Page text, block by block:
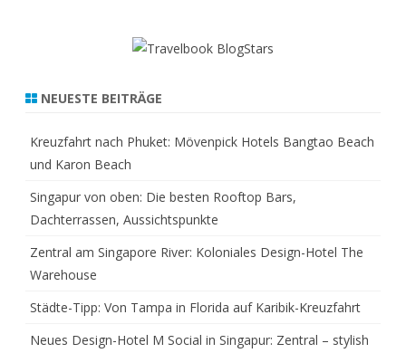
NEUESTE BEITRÄGE
Kreuzfahrt nach Phuket: Mövenpick Hotels Bangtao Beach
und Karon Beach
Singapur von oben: Die besten Rooftop Bars,
Dachterrassen, Aussichtspunkte
Zentral am Singapore River: Koloniales Design-Hotel The
Warehouse
Städte-Tipp: Von Tampa in Florida auf Karibik-Kreuzfahrt
Neues Design-Hotel M Social in Singapur: Zentral – stylish